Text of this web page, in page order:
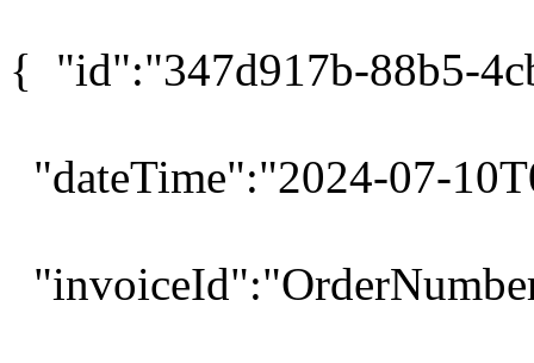
{ "id":"347d917b-88b5-
"dateTime":"2024-07-